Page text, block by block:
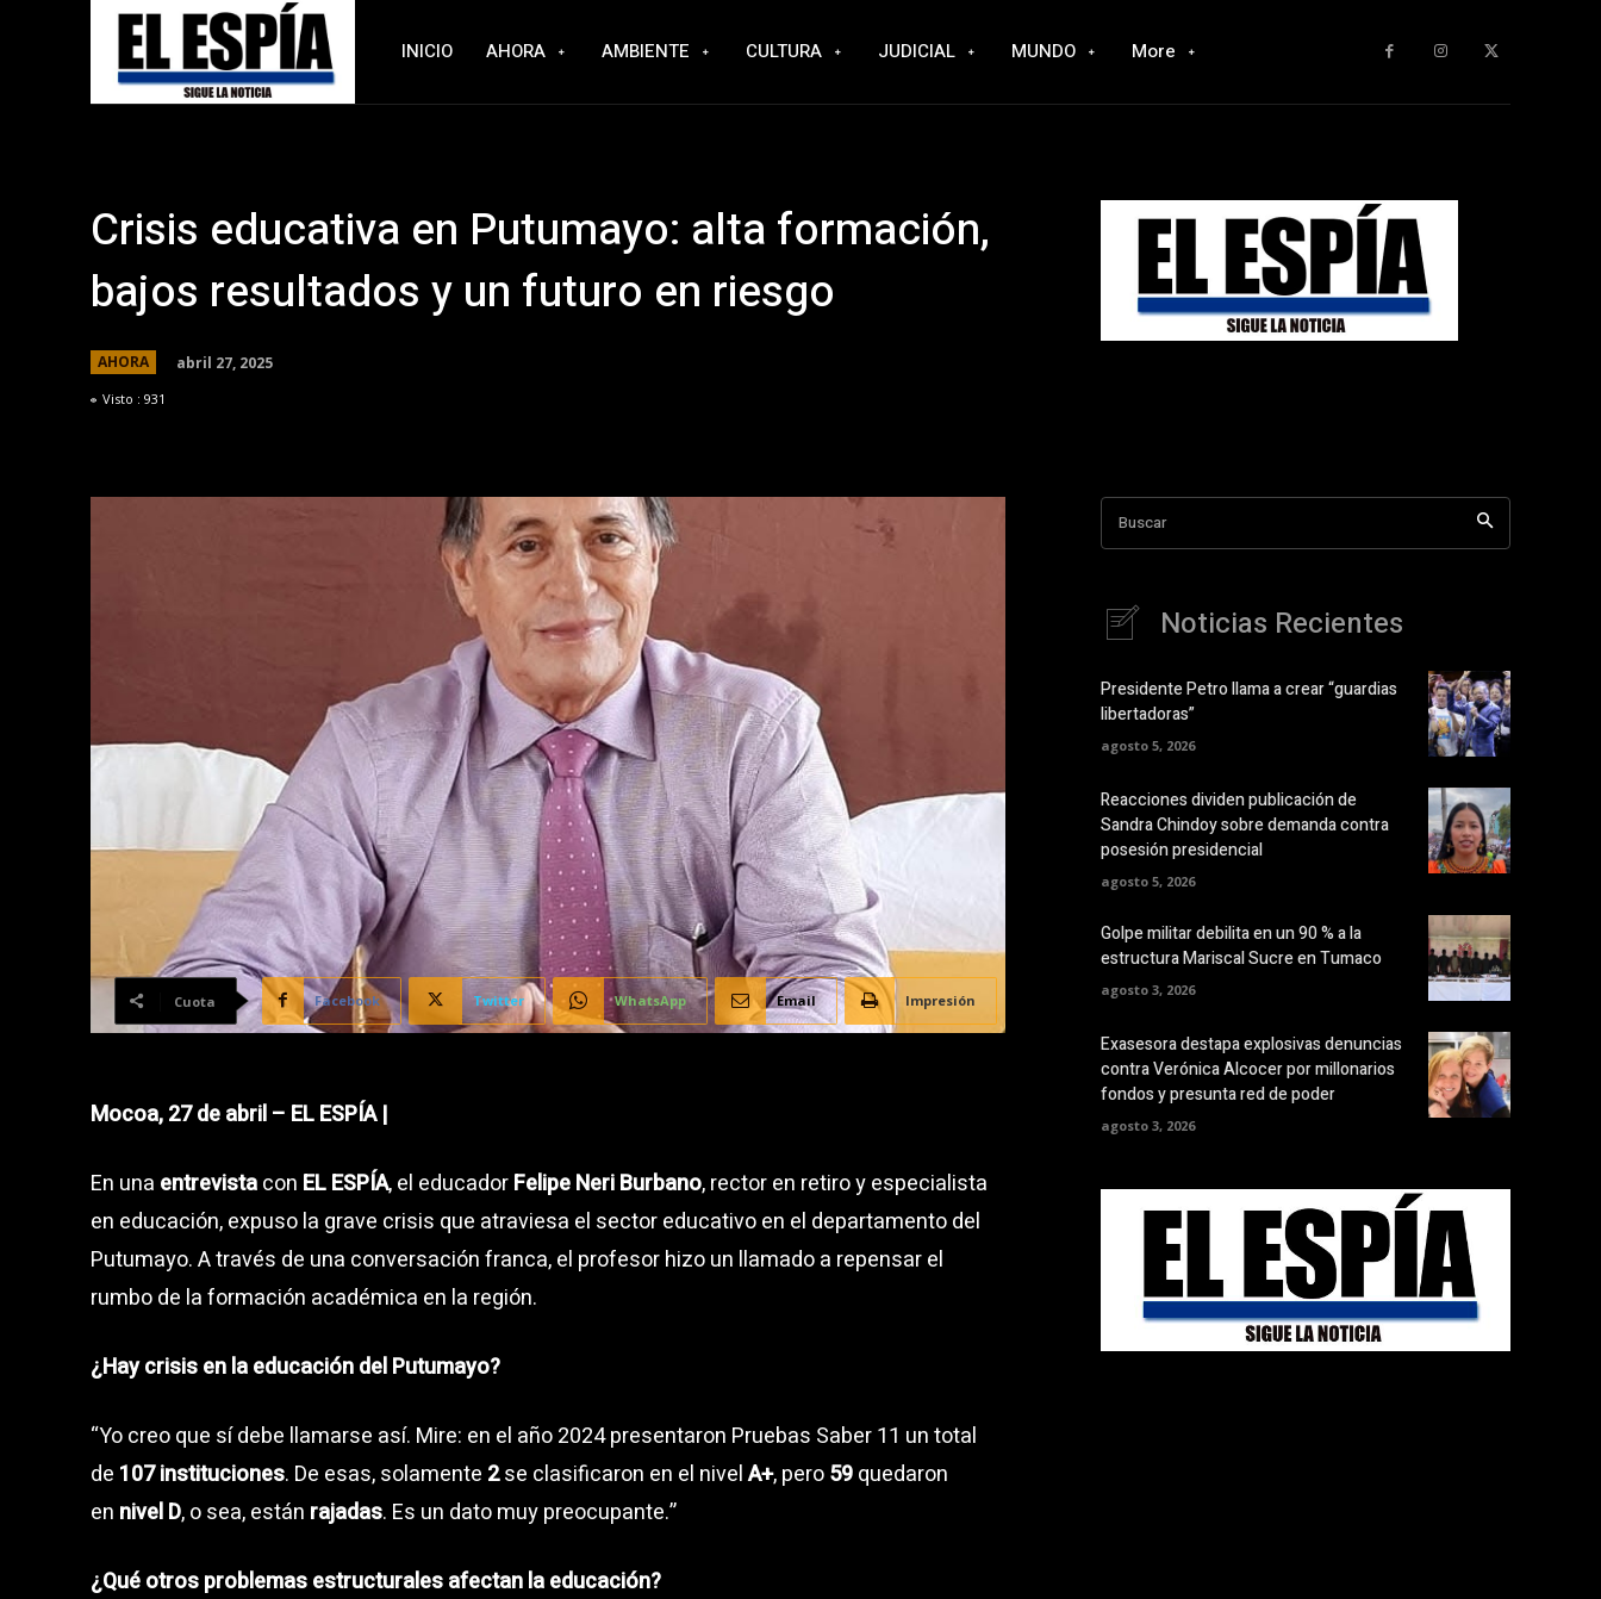
INICIO AHORA AMBIENTE CULTURA JUDICIAL MUNDO More
Crisis educativa en Putumayo: alta formación,
bajos resultados y un futuro en riesgo
AHORA abril 27, 2025
Visto : 931
Cuota Facebook Twitter WhatsApp Email Impresión
Mocoa, 27 de abril – EL ESPÍA |
En una entrevistacon EL ESPÍA, el educadorFelipe Neri Burbano, rector en retiro y especialista
en educación, expuso la grave crisis que atraviesa el sector educativo en el departamento del
Putumayo. A través de una conversación franca, el profesor hizo un llamado a repensar el
rumbo de la formación académica en la región.
¿Hay crisis en la educación del Putumayo?
“Yo creo que sí debe llamarse así. Mire: en el año 2024 presentaron Pruebas Saber 11 un total
de 107 instituciones. De esas, solamente 2se clasificaron en el nivelA+, pero59quedaron
en nivel D, o sea, están rajadas. Es un dato muy preocupante.”
¿Qué otros problemas estructurales afectan la educación?
Buscar
Noticias Recientes
Presidente Petro llama a crear “guardias
libertadoras”
agosto 5, 2026
Reacciones dividen publicación de
Sandra Chindoy sobre demanda contra
posesión presidencial
agosto 5, 2026
Golpe militar debilita en un 90 % a la
estructura Mariscal Sucre en Tumaco
agosto 3, 2026
Exasesora destapa explosivas denuncias
contra Verónica Alcocer por millonarios
fondos y presunta red de poder
agosto 3, 2026